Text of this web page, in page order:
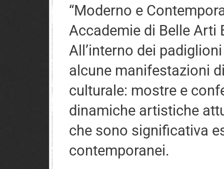
“Moderno e
Accademie di Belle Arti
All’interno dei
alcune manifestazioni
culturale: mostre e
dinamiche artistiche
che sono significativa
contemporanei.